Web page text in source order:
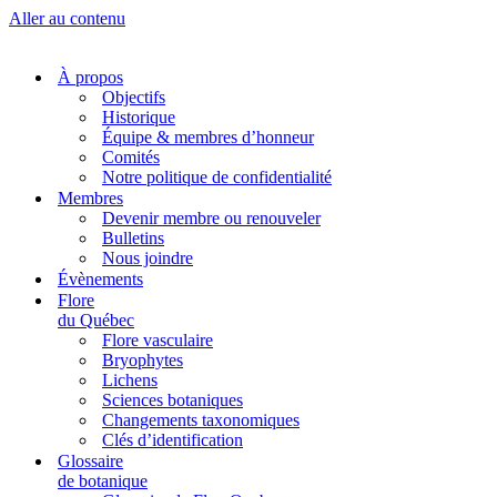
Aller au contenu
À propos
Objectifs
Historique
Équipe & membres d’honneur
Comités
Notre politique de confidentialité
Membres
Devenir membre ou renouveler
Bulletins
Nous joindre
Évènements
Flore
du Québec
Flore vasculaire
Bryophytes
Lichens
Sciences botaniques
Changements taxonomiques
Clés d’identification
Glossaire
de botanique